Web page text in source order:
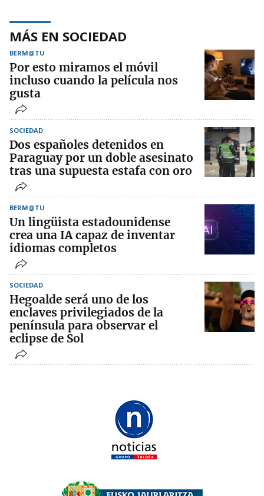
MÁS EN SOCIEDAD
BERM@TU
Por esto miramos el móvil
incluso cuando la película nos
gusta
SOCIEDAD
Dos españoles detenidos en
Paraguay por un doble asesinato
tras una supuesta estafa con oro
BERM@TU
Un lingüista estadounidense
crea una IA capaz de inventar
idiomas completos
SOCIEDAD
Hegoalde será uno de los
enclaves privilegiados de la
península para observar el
eclipse de Sol